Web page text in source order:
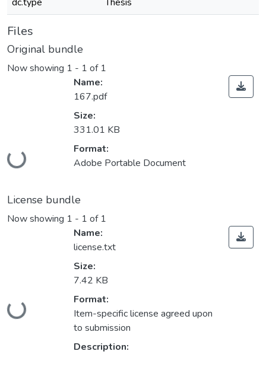
Files
Original bundle
Now showing 1 - 1 of 1
Loading...
Name:
167.pdf
Size:
331.01 KB
Format:
Adobe Portable Document
License bundle
Now showing 1 - 1 of 1
Loading...
Name:
license.txt
Size:
7.42 KB
Format:
Item-specific license agreed upon
to submission
Description: